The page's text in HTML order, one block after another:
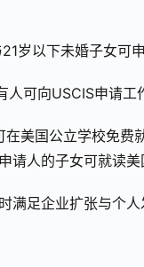
岁以下未婚子女可
人可向USCIS申请
美国公立学校免
请人的子女可就读
满足企业扩张与个